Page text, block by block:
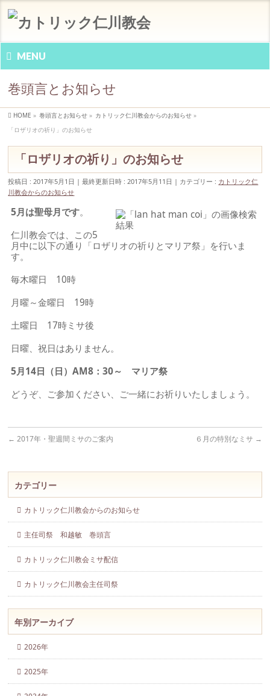
MENU
巻頭言とお知らせ
HOME » 巻頭言とお知らせ » カトリック仁川教会からのお知らせ »
「ロザリオの祈り」のお知らせ
「ロザリオの祈り」のお知らせ
投稿日 : 2017年5月1日 最終更新日時 : 2017年5月11日 カテゴリー : カトリック仁
川教会からのお知らせ
5月は聖母月です。
仁川教会では、この5
月中に以下の通り「ロザリオの祈りとマリア祭」を行いま
す。
毎木曜日 10時
月曜～金曜日 19時
土曜日 17時ミサ後
日曜、祝日はありません。
5月14日（日）AM8：30～ マリア祭
どうぞ、ご参加ください、ご一緒にお祈りいたしましょう。
← 2017年・聖週間ミサのご案内 ６月の特別なミサ →
カテゴリー
カトリック仁川教会からのお知らせ
主任司祭 和越敏 巻頭言
カトリック仁川教会ミサ配信
カトリック仁川教会主任司祭
年別アーカイブ
2026年
2025年